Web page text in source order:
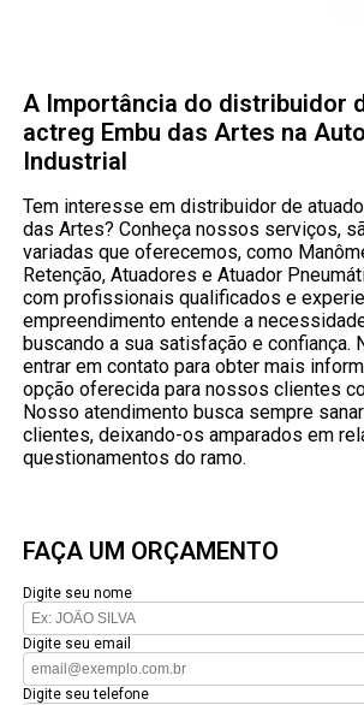
A Importância do distribuidor
actreg Embu das Artes na
Industrial
Tem interesse em distribuidor de
das Artes? Conheça nossos serviços,
variadas que oferecemos, como
Retenção, Atuadores e Atuador
com profissionais qualificados e
empreendimento entende a
buscando a sua satisfação e confiança.
entrar em contato para obter mais
opção oferecida para nossos clientes
Nosso atendimento busca sempre
clientes, deixando-os amparados em
questionamentos do ramo.
FAÇA UM ORÇAMENTO
Digite seu nome
Digite seu email
Digite seu telefone